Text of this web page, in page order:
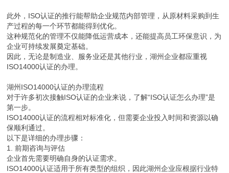
此外，ISO认证的推行能帮助企业规范内部管理，从原材料采购到生
产过程的每一个环节都能得到优化。
这种规范化的管理不仅能降低运营成本，还能提高员工环保意识，为
企业可持续发展奠定基础。
因此，无论是制造业、服务业还是其他行业，湖州企业都应重视
ISO14000认证的办理。
湖州ISO14000认证的办理流程
对于许多初次接触ISO认证的企业来说，了解“ISO认证怎么办理”是
第一步。
ISO14000认证的流程相对标准化，但需要企业投入时间和资源以确
保顺利通过。
以下是详细的办理步骤：
1. 前期咨询与评估
企业首先需要明确自身的认证需求。
ISO14000认证适用于所有类型的组织，因此湖州企业应根据行业特